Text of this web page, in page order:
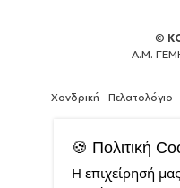
©
Α.Μ.
Χονδρική Πελατολόγιο
🍪 Πολιτική
Η επιχείρησή